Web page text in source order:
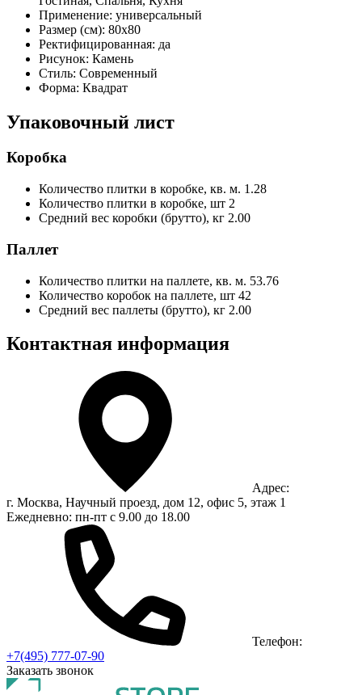
Применение: универсальный
Размер (см): 80x80
Ректифицированная: да
Рисунок: Камень
Стиль: Современный
Форма: Квадрат
Упаковочный лист
Коробка
Количество плитки в коробке, кв. м. 1.28
Количество плитки в коробке, шт 2
Средний вес коробки (брутто), кг 2.00
Паллет
Количество плитки на паллете, кв. м. 53.76
Количество коробок на паллете, шт 42
Средний вес паллеты (брутто), кг 2.00
Контактная информация
Адрес:
г. Москва, Научный проезд, дом 12, офис 5, этаж 1
Ежедневно: пн-пт с 9.00 до 18.00
Телефон:
+7(495) 777-07-90
Заказать звонок